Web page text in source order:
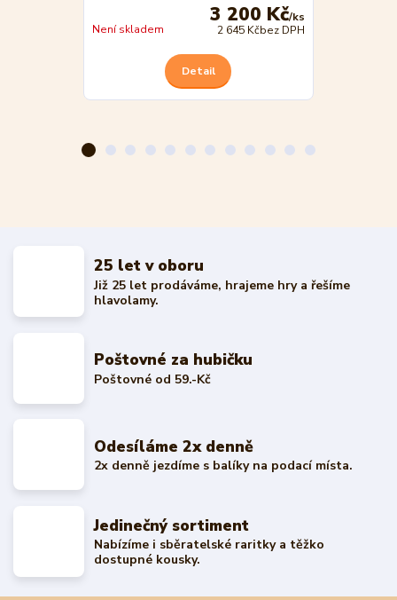
3 200 Kč/ks
2 645 Kčbez DPH
Není skladem
Detail
25 let v oboru
Již 25 let prodáváme, hrajeme hry a řešíme
hlavolamy.
Poštovné za hubičku
Poštovné od 59.-Kč
Odesíláme 2x denně
2x denně jezdíme s balíky na podací místa.
Jedinečný sortiment
Nabízíme i sběratelské raritky a těžko
dostupné kousky.